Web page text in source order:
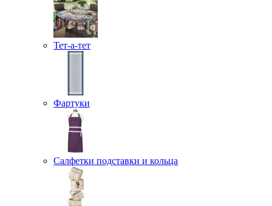
Тет-а-тет
Фартуки
Салфетки подставки и кольца